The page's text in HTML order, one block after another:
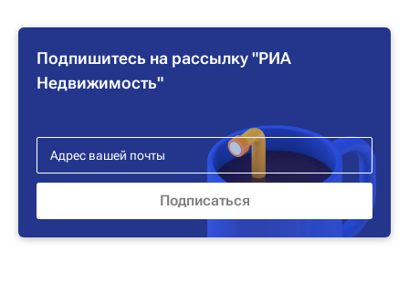
Подпишитесь на рассылку "РИА
Недвижимость"